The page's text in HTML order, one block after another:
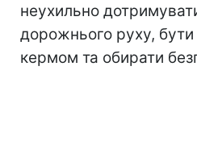
неухильно
дорожнього руху,
кермом та обирати